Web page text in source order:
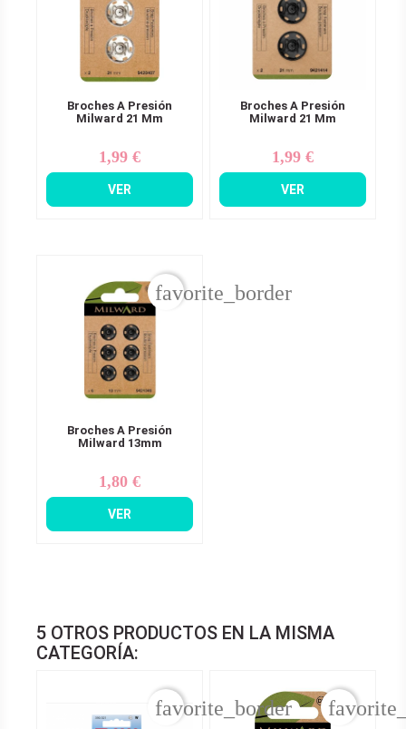
Broches A Presión
Milward 21 Mm
Precio
1,99 €
VER
Broches A Presión
Milward 21 Mm
Precio
1,99 €
VER
Broches A Presión
Milward 13mm
Precio
1,80 €
VER
favorite_border
5 OTROS PRODUCTOS EN LA MISMA
CATEGORÍA:
favorite_border